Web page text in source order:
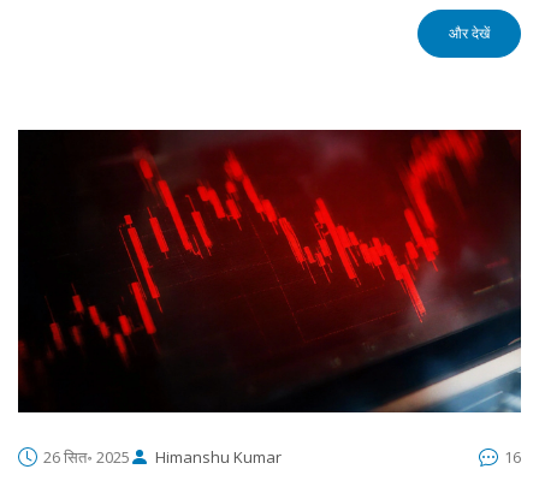
और देखें
26 सित॰ 2025 Himanshu Kumar 16